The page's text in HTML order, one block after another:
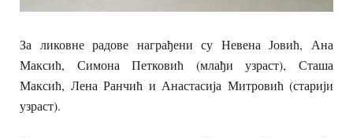
За ликовне радове награђени су Невена Јовић, Ана
Максић, Симона Петковић (млађи узраст), Сташа
Максић, Лена Ранчић и Анастасија Митровић (старији
узраст).